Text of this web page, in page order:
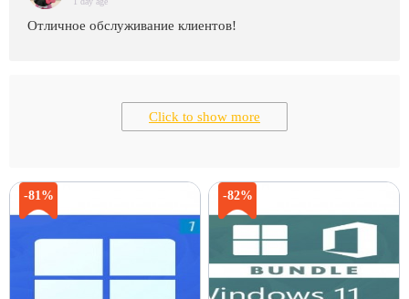
Отличное обслуживание клиентов!
Click to show more
-81% -82%